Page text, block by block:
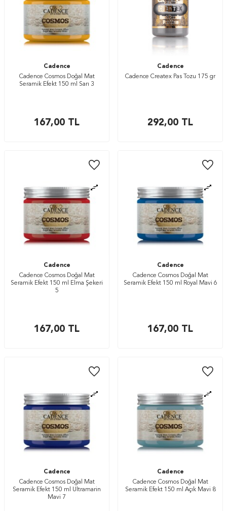
Cadence
Cadence Cosmos Doğal Mat
Seramik Efekt 150 ml Sarı 3
167,00 TL
Cadence
Cadence Createx Pas Tozu 175 gr
292,00 TL
Cadence
Cadence Cosmos Doğal Mat
Seramik Efekt 150 ml Elma Şekeri
5
167,00 TL
Cadence
Cadence Cosmos Doğal Mat
Seramik Efekt 150 ml Royal Mavi 6
167,00 TL
Cadence
Cadence Cosmos Doğal Mat
Seramik Efekt 150 ml Ultramarin
Mavi 7
Cadence
Cadence Cosmos Doğal Mat
Seramik Efekt 150 ml Açık Mavi 8